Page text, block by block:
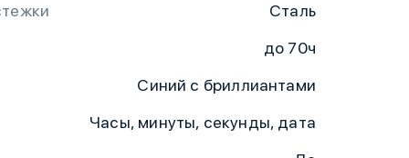
Сталь
до 70ч
Синий с бриллиантами
Часы, минуты, секунды, дата